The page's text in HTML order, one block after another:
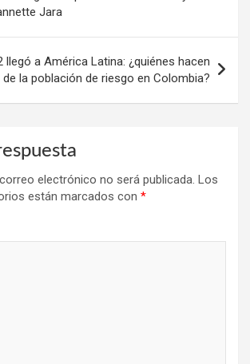
Jara
llegó a América Latina: ¿quiénes hacen
de la población de riesgo en Colombia?
electrónico no será publicada. Los
están marcados con *